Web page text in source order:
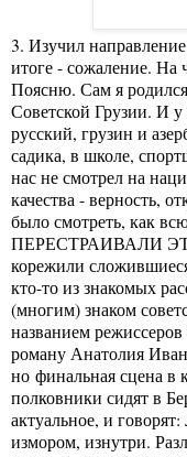
3. Изучил
итоге - сожаление. На
Поясню. Сам я
Советской Грузии. И
русский, грузин и
садика, в школе,
нас не смотрел на
качества - верность,
было смотреть, как
ПЕРЕСТРАИВАЛИ
корежили
кто-то из знакомых
(многим) знаком
названием
роману Анатолия
но финальная сцена в
полковники сидят в
актуальное, и
измором, изнутри.